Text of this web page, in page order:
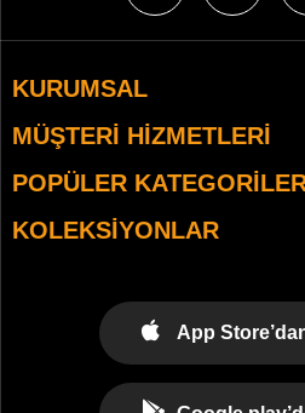
KURUMSAL
MÜŞTERI HIZMETLERI
POPÜLER
KOLEKSIYONLAR
App